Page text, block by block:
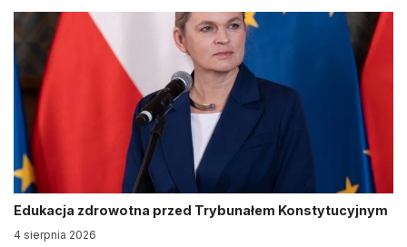
Edukacja zdrowotna przed Trybunałem Konstytucyjnym
4 sierpnia 2026